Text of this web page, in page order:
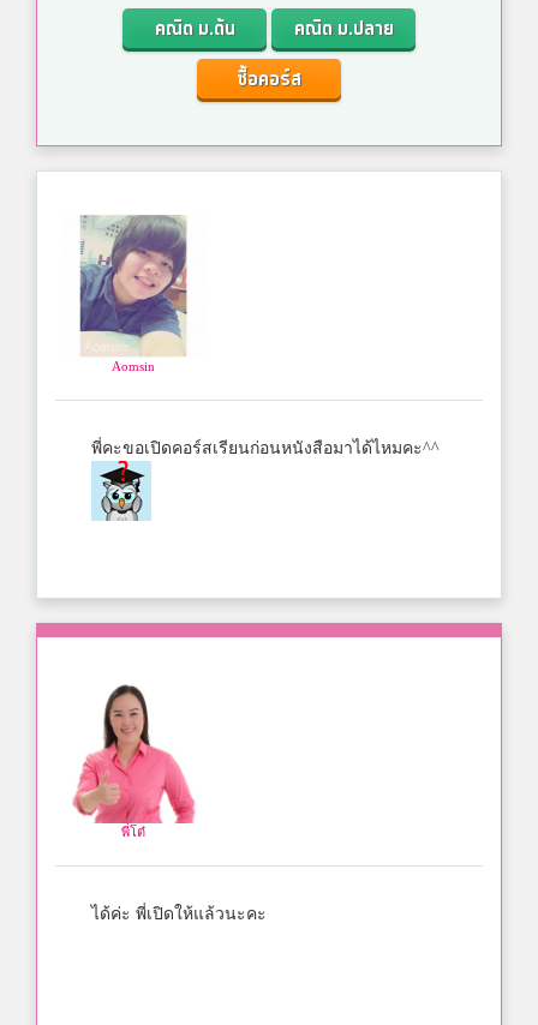
คณิต ม.ต้น
คณิต ม.ปลาย
ซื้อคอร์ส
Aomsin
พี่คะขอเปิดคอร์สเรียนก่อนหนังสือมาได้ไหมคะ^^
พี่โต๋
ได้ค่ะ พี่เปิดให้แล้วนะคะ